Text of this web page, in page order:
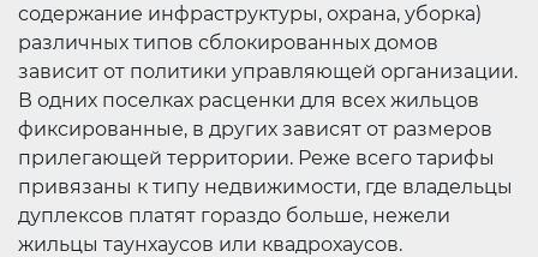
содержание инфраструктуры, охрана, уборка)
различных типов сблокированных домов
зависит от политики управляющей организации.
В одних поселках расценки для всех жильцов
фиксированные, в других зависят от размеров
прилегающей территории. Реже всего тарифы
привязаны к типу недвижимости, где владельцы
дуплексов платят гораздо больше, нежели
жильцы таунхаусов или квадрохаусов.